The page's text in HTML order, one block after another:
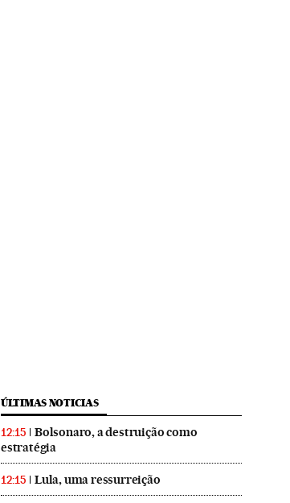
ÚLTIMAS NOTICIAS
12:15
Bolsonaro, a destruição como
estratégia
12:15 Lula, uma ressurreição